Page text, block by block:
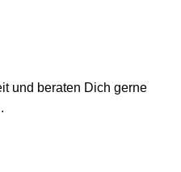
und beraten Dich gerne